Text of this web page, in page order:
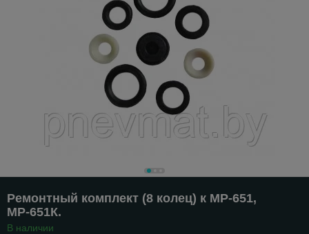
Ремонтный комплект (8 колец) к МР-651,
МР-651К.
В наличии